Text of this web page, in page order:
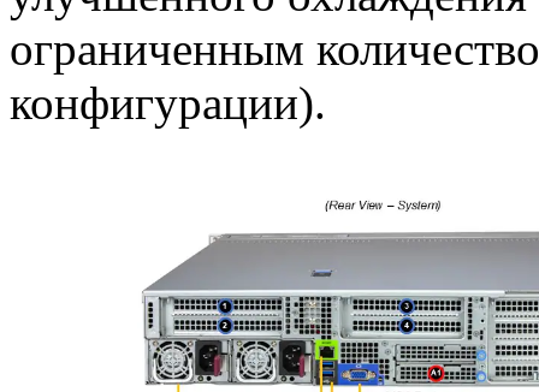
ограниченным
конфигурации).